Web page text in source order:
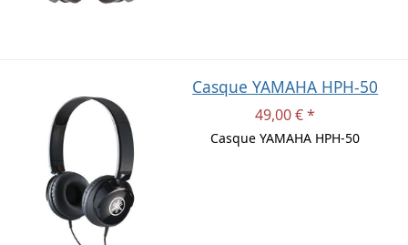
Casque YAMAHA HPH-50
49,00 € *
Casque YAMAHA HPH-50